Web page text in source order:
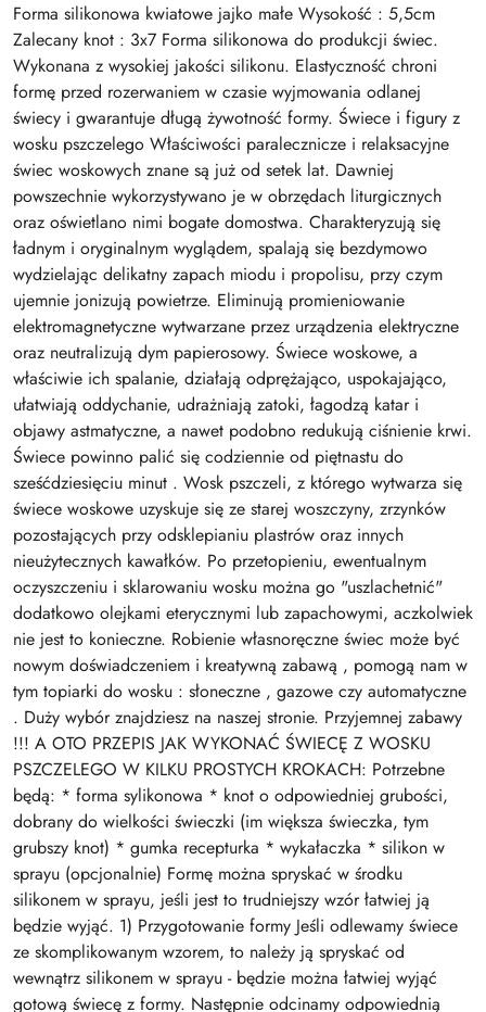
Forma silikonowa kwiatowe jajko małe Wysokość : 5,5cm
Zalecany knot : 3x7 Forma silikonowa do produkcji świec.
Wykonana z wysokiej jakości silikonu. Elastyczność chroni
formę przed rozerwaniem w czasie wyjmowania odlanej
świecy i gwarantuje długą żywotność formy. Świece i figury z
wosku pszczelego Właściwości paralecznicze i relaksacyjne
świec woskowych znane są już od setek lat. Dawniej
powszechnie wykorzystywano je w obrzędach liturgicznych
oraz oświetlano nimi bogate domostwa. Charakteryzują się
ładnym i oryginalnym wyglądem, spalają się bezdymowo
wydzielając delikatny zapach miodu i propolisu, przy czym
ujemnie jonizują powietrze. Eliminują promieniowanie
elektromagnetyczne wytwarzane przez urządzenia elektryczne
oraz neutralizują dym papierosowy. Świece woskowe, a
właściwie ich spalanie, działają odprężająco, uspokajająco,
ułatwiają oddychanie, udrażniają zatoki, łagodzą katar i
objawy astmatyczne, a nawet podobno redukują ciśnienie krwi.
Świece powinno palić się codziennie od piętnastu do
sześćdziesięciu minut . Wosk pszczeli, z którego wytwarza się
świece woskowe uzyskuje się ze starej woszczyny, zrzynków
pozostających przy odsklepianiu plastrów oraz innych
nieużytecznych kawałków. Po przetopieniu, ewentualnym
oczyszczeniu i sklarowaniu wosku można go "uszlachetnić"
dodatkowo olejkami eterycznymi lub zapachowymi, aczkolwiek
nie jest to konieczne. Robienie własnoręczne świec może być
nowym doświadczeniem i kreatywną zabawą , pomogą nam w
tym topiarki do wosku : słoneczne , gazowe czy automatyczne
. Duży wybór znajdziesz na naszej stronie. Przyjemnej zabawy
!!! A OTO PRZEPIS JAK WYKONAĆ ŚWIECĘ Z WOSKU
PSZCZELEGO W KILKU PROSTYCH KROKACH: Potrzebne
będą: * forma sylikonowa * knot o odpowiedniej grubości,
dobrany do wielkości świeczki (im większa świeczka, tym
grubszy knot) * gumka recepturka * wykałaczka * silikon w
sprayu (opcjonalnie) Formę można spryskać w środku
silikonem w sprayu, jeśli jest to trudniejszy wzór łatwiej ją
będzie wyjąć. 1) Przygotowanie formy Jeśli odlewamy świece
ze skomplikowanym wzorem, to należy ją spryskać od
wewnątrz silikonem w sprayu - będzie można łatwiej wyjąć
gotową świecę z formy. Następnie odcinamy odpowiednią